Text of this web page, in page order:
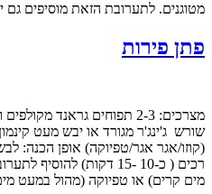
מטוגנים. לתערובת הזאת מוסיפים
פתן פירות
מצרכים: 2-3 תפוחים גראנד
(קוזו/אגר אגר/טפיוקה) אופן הכנה:
רכים ( כ-10 -15 דקות)
מים קרים) או טפיוקה (מהול במעט